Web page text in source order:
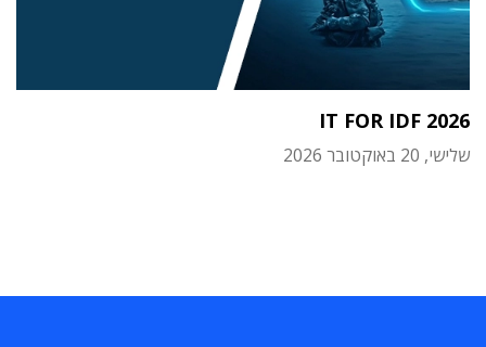
IT FOR IDF 2026
שלישי, 20 באוקטובר 2026